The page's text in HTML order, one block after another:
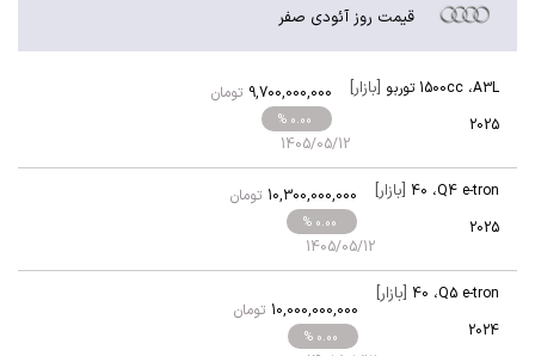
قیمت روز آئودی صفر
A3L، 1500cc توربو [بازار]
2025
1405/05/12
% 0.00
تومان 9,700,000,000
Q4 e-tron، 40 [بازار]
2025
1405/05/12
% 0.00
تومان 10,300,000,000
Q5 e-tron، 40 [بازار]
2024
% 0.00
تومان 10,000,000,000